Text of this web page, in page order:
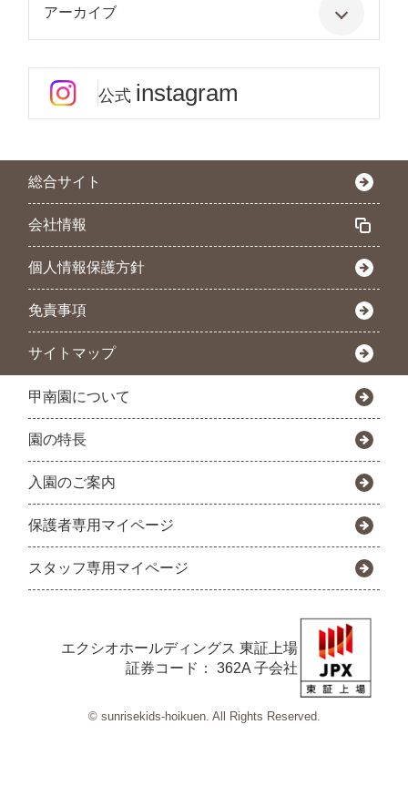
アーカイブ
公式 instagram
総合サイト
会社情報
個人情報保護方針
免責事項
サイトマップ
甲南園について
園の特長
入園のご案内
保護者専用マイページ
スタッフ専用マイページ
エクシオホールディングス 東証上場
証券コード： 362A 子会社
© sunrisekids-hoikuen. All Rights Reserved.